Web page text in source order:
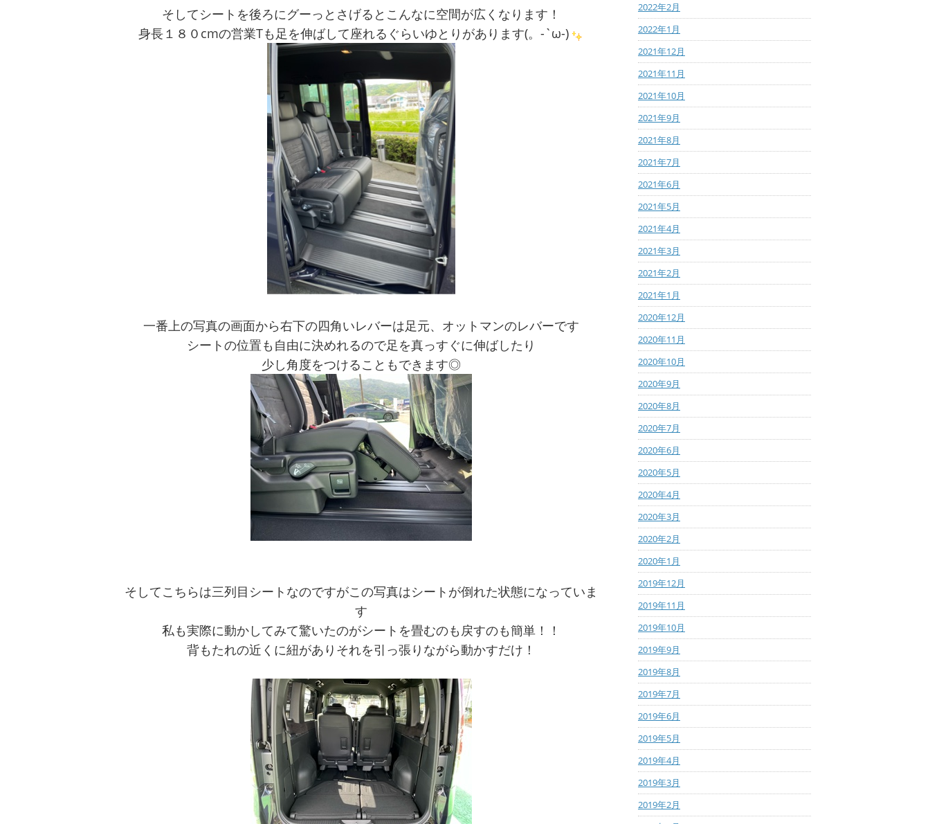
そしてシートを後ろにグーっとさげるとこんなに空間が広くなります！
身長１８０cmの営業Tも足を伸ばして座れるぐらいゆとりがあります(。-`ω-)
一番上の写真の画面から右下の四角いレバーは足元、オットマンのレバーです
シートの位置も自由に決めれるので足を真っすぐに伸ばしたり
少し角度をつけることもできます◎
そしてこちらは三列目シートなのですがこの写真はシートが倒れた状態になっていま
す
私も実際に動かしてみて驚いたのがシートを畳むのも戻すのも簡単！！
背もたれの近くに紐がありそれを引っ張りながら動かすだけ！
2022年2月
2022年1月
2021年12月
2021年11月
2021年10月
2021年9月
2021年8月
2021年7月
2021年6月
2021年5月
2021年4月
2021年3月
2021年2月
2021年1月
2020年12月
2020年11月
2020年10月
2020年9月
2020年8月
2020年7月
2020年6月
2020年5月
2020年4月
2020年3月
2020年2月
2020年1月
2019年12月
2019年11月
2019年10月
2019年9月
2019年8月
2019年7月
2019年6月
2019年5月
2019年4月
2019年3月
2019年2月